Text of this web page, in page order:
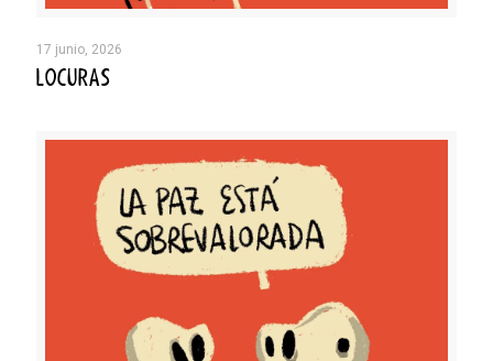
17 junio, 2026
LOCURAS